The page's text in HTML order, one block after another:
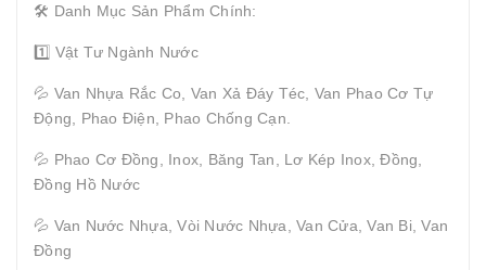
🛠 Danh Mục Sản Phẩm Chính:
1️⃣ Vật Tư Ngành Nước
💦 Van Nhựa Rắc Co, Van Xả Đáy Téc, Van Phao Cơ Tự
Động, Phao Điện, Phao Chống Cạn.
💦 Phao Cơ Đồng, Inox, Băng Tan, Lơ Kép Inox, Đồng,
Đồng Hồ Nước
💦 Van Nước Nhựa, Vòi Nước Nhựa, Van Cửa, Van Bi, Van
Đồng